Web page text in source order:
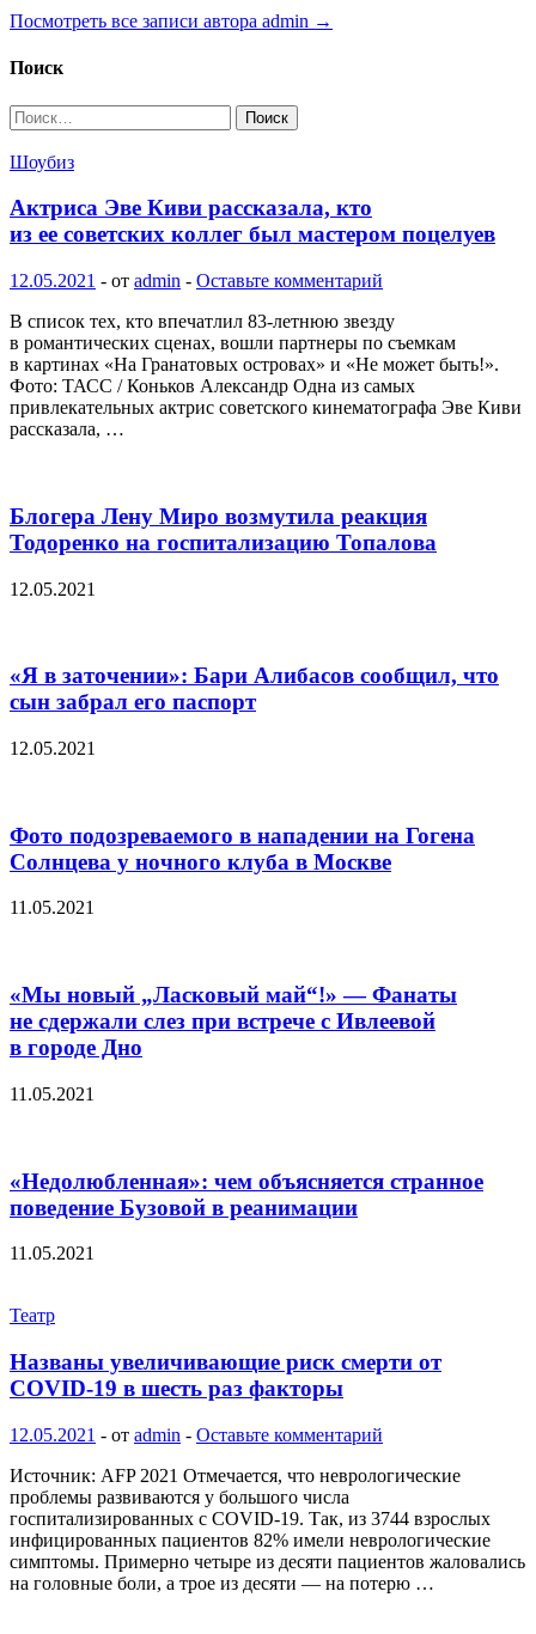
Посмотреть все записи автора admin →
Поиск
Найти:
Шоубиз
Актриса Эве Киви рассказала, кто
из ее советских коллег был мастером поцелуев
12.05.2021 - от admin - Оставьте комментарий
В список тех, кто впечатлил 83-летнюю звезду
в романтических сценах, вошли партнеры по съемкам
в картинах «На Гранатовых островах» и «Не может быть!».
Фото: ТАСС / Коньков Александр Одна из самых
привлекательных актрис советского кинематографа Эве Киви
рассказала, …
Блогера Лену Миро возмутила реакция
Тодоренко на госпитализацию Топалова
12.05.2021
«Я в заточении»: Бари Алибасов сообщил, что
сын забрал его паспорт
12.05.2021
Фото подозреваемого в нападении на Гогена
Солнцева у ночного клуба в Москве
11.05.2021
«Мы новый „Ласковый май“!» — Фанаты
не сдержали слез при встрече с Ивлеевой
в городе Дно
11.05.2021
«Недолюбленная»: чем объясняется странное
поведение Бузовой в реанимации
11.05.2021
Театр
Названы увеличивающие риск смерти от
COVID-19 в шесть раз факторы
12.05.2021 - от admin - Оставьте комментарий
Источник: AFP 2021 Отмечается, что неврологические
проблемы развиваются у большого числа
госпитализированных с COVID-19. Так, из 3744 взрослых
инфицированных пациентов 82% имели неврологические
симптомы. Примерно четыре из десяти пациентов жаловались
на головные боли, а трое из десяти — на потерю …